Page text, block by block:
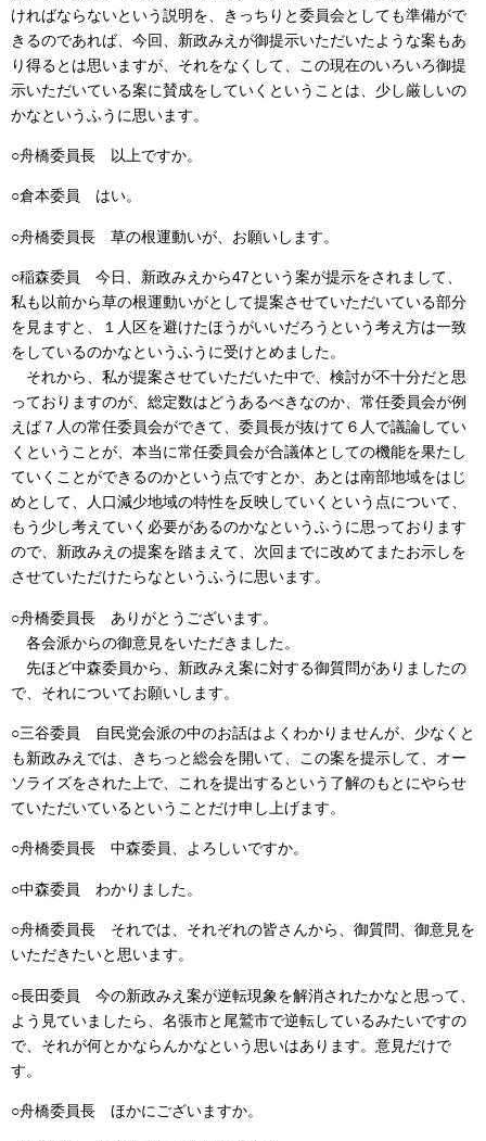
ければならないという説明を、きっちりと委員会としても準備がで
きるのであれば、今回、新政みえが御提示いただいたような案もあ
り得るとは思いますが、それをなくして、この現在のいろいろ御提
示いただいている案に賛成をしていくということは、少し厳しいの
かなというふうに思います。
○舟橋委員長 以上ですか。
○倉本委員 はい。
○舟橋委員長 草の根運動いが、お願いします。
○稲森委員 今日、新政みえから47という案が提示をされまして、
私も以前から草の根運動いがとして提案させていただいている部分
を見ますと、１人区を避けたほうがいいだろうという考え方は一致
をしているのかなというふうに受けとめました。
それから、私が提案させていただいた中で、検討が不十分だと思
っておりますのが、総定数はどうあるべきなのか、常任委員会が例
えば７人の常任委員会ができて、委員長が抜けて６人で議論してい
くということが、本当に常任委員会が合議体としての機能を果たし
ていくことができるのかという点ですとか、あとは南部地域をはじ
めとして、人口減少地域の特性を反映していくという点について、
もう少し考えていく必要があるのかなというふうに思っております
ので、新政みえの提案を踏まえて、次回までに改めてまたお示しを
させていただけたらなというふうに思います。
○舟橋委員長 ありがとうございます。
各会派からの御意見をいただきました。
先ほど中森委員から、新政みえ案に対する御質問がありましたの
で、それについてお願いします。
○三谷委員 自民党会派の中のお話はよくわかりませんが、少なくと
も新政みえでは、きちっと総会を開いて、この案を提示して、オー
ソライズをされた上で、これを提出するという了解のもとにやらせ
ていただいているということだけ申し上げます。
○舟橋委員長 中森委員、よろしいですか。
○中森委員 わかりました。
○舟橋委員長 それでは、それぞれの皆さんから、御質問、御意見を
いただきたいと思います。
○長田委員 今の新政みえ案が逆転現象を解消されたかなと思って、
よう見ていましたら、名張市と尾鷲市で逆転しているみたいですの
で、それが何とかならんかなという思いはあります。意見だけで
す。
○舟橋委員長 ほかにございますか。